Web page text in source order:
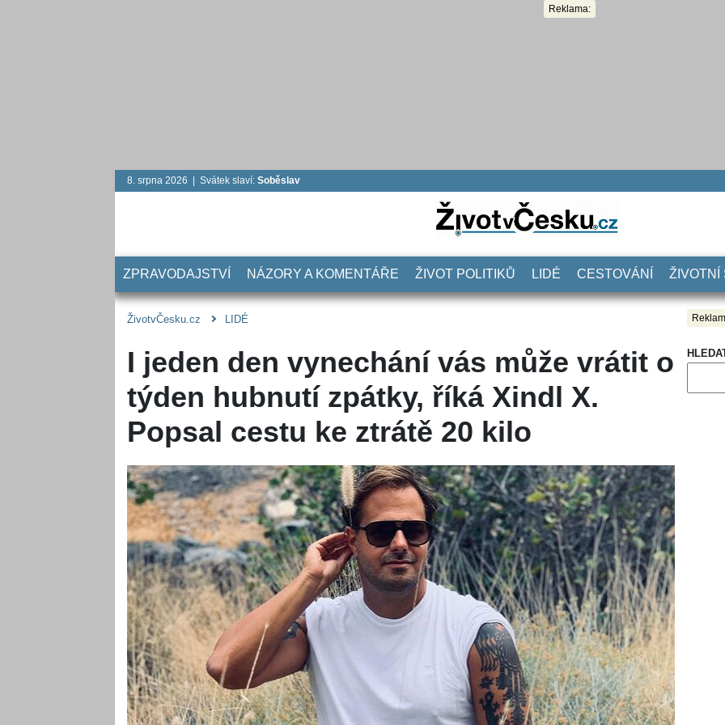
Reklama:
8. srpna 2026 | Svátek slaví: Soběslav
ZPRAVODAJSTVÍ NÁZORY A KOMENTÁŘE ŽIVOT POLITIKŮ LIDÉ CESTOVÁNÍ ŽIVOTNÍ
ŽivotvČesku.cz LIDÉ
I jeden den vynechání vás může vrátit o
týden hubnutí zpátky, říká Xindl X.
Popsal cestu ke ztrátě 20 kilo